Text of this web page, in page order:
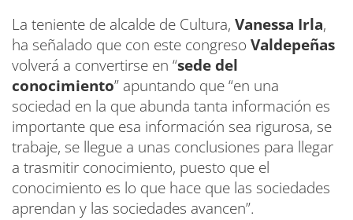
La teniente de alcalde de Cultura, Vanessa Irla,
ha señalado que con este congreso Valdepeñas
volverá a convertirse en “sede del
conocimiento” apuntando que “en una
sociedad en la que abunda tanta información es
importante que esa información sea rigurosa, se
trabaje, se llegue a unas conclusiones para llegar
a trasmitir conocimiento, puesto que el
conocimiento es lo que hace que las sociedades
aprendan y las sociedades avancen”.